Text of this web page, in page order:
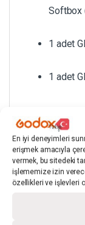
En iyi deneyimleri
erişmek amacıyla
vermek, bu sitedeki
işlememize izin
özellikleri ve işlevleri
Softbox
1 adet
1 adet
TEKNİK